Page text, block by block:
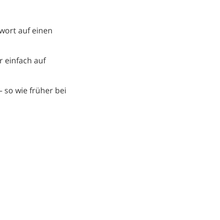
auf einen
einfach auf
so wie früher bei